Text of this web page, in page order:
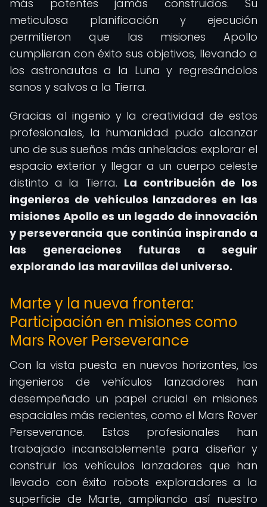
más potentes jamás construidos. Su
meticulosa planificación y ejecución
permitieron que las misiones Apollo
cumplieran con éxito sus objetivos, llevando a
los astronautas a la Luna y regresándolos
sanos y salvos a la Tierra.
Gracias al ingenio y la creatividad de estos
profesionales, la humanidad pudo alcanzar
uno de sus sueños más anhelados: explorar el
espacio exterior y llegar a un cuerpo celeste
distinto a la Tierra. La contribución de los
ingenieros de vehículos lanzadores en las
misiones Apollo es un legado de innovación
y perseverancia que continúa inspirando a
las generaciones futuras a seguir
explorando las maravillas del universo.
Marte y la nueva frontera:
Participación en misiones como
Mars Rover Perseverance
Con la vista puesta en nuevos horizontes, los
ingenieros de vehículos lanzadores han
desempeñado un papel crucial en misiones
espaciales más recientes, como el Mars Rover
Perseverance. Estos profesionales han
trabajado incansablemente para diseñar y
construir los vehículos lanzadores que han
llevado con éxito robots exploradores a la
superficie de Marte, ampliando así nuestro